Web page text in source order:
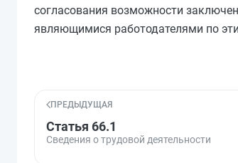
согласования возможности
являющимися работодателями по
ПРЕДЫДУЩАЯ
Статья 66.1
Сведения о трудовой деятельности